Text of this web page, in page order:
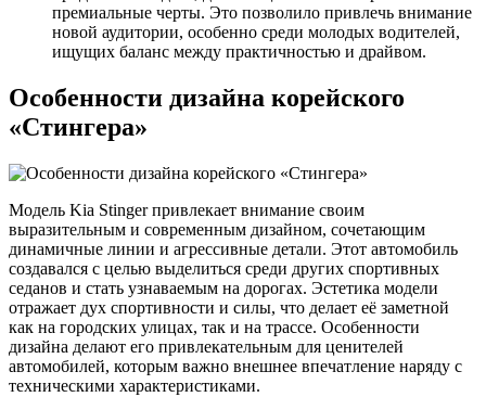
премиальные черты. Это позволило привлечь внимание
новой аудитории, особенно среди молодых водителей,
ищущих баланс между практичностью и драйвом.
Особенности дизайна корейского
«Стингера»
Модель Kia Stinger привлекает внимание своим
выразительным и современным дизайном, сочетающим
динамичные линии и агрессивные детали. Этот автомобиль
создавался с целью выделиться среди других спортивных
седанов и стать узнаваемым на дорогах. Эстетика модели
отражает дух спортивности и силы, что делает её заметной
как на городских улицах, так и на трассе. Особенности
дизайна делают его привлекательным для ценителей
автомобилей, которым важно внешнее впечатление наряду с
техническими характеристиками.